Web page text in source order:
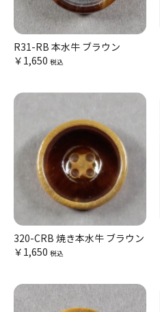
R31-RB 本水牛 ブラウン
￥1,650 税込
320-CRB 焼き本水牛 ブラウン
￥1,650 税込